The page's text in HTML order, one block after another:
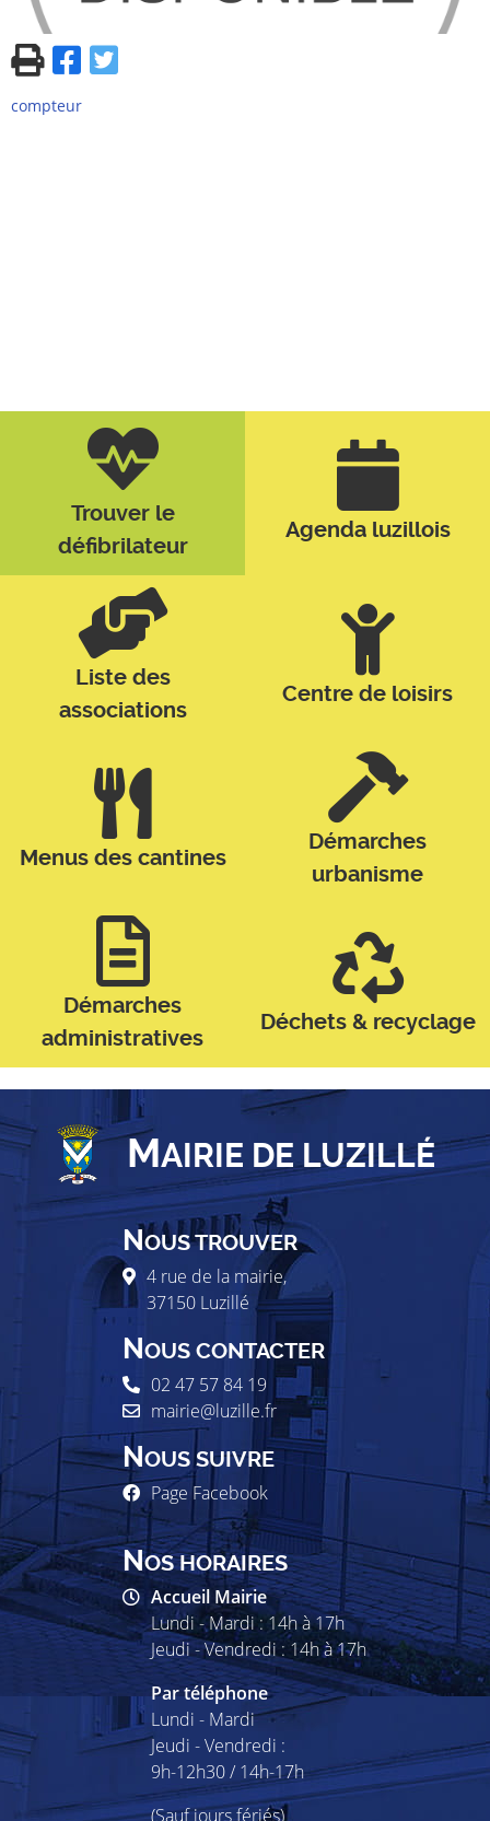
compteur
Trouver le
défibrilateur
Agenda luzillois
Liste des
associations
Centre de loisirs
Menus des cantines
Démarches
urbanisme
Démarches
administratives
Déchets & recyclage
MAIRIE DE LUZILLÉ
NOUS TROUVER
4 rue de la mairie,
37150 Luzillé
NOUS CONTACTER
02 47 57 84 19
mairie@luzille.fr
NOUS SUIVRE
Page Facebook
NOS HORAIRES
Accueil Mairie
Lundi - Mardi : 14h à 17h
Jeudi - Vendredi : 14h à 17h
Par téléphone
Lundi - Mardi
Jeudi - Vendredi :
9h-12h30 / 14h-17h
(Sauf jours fériés)